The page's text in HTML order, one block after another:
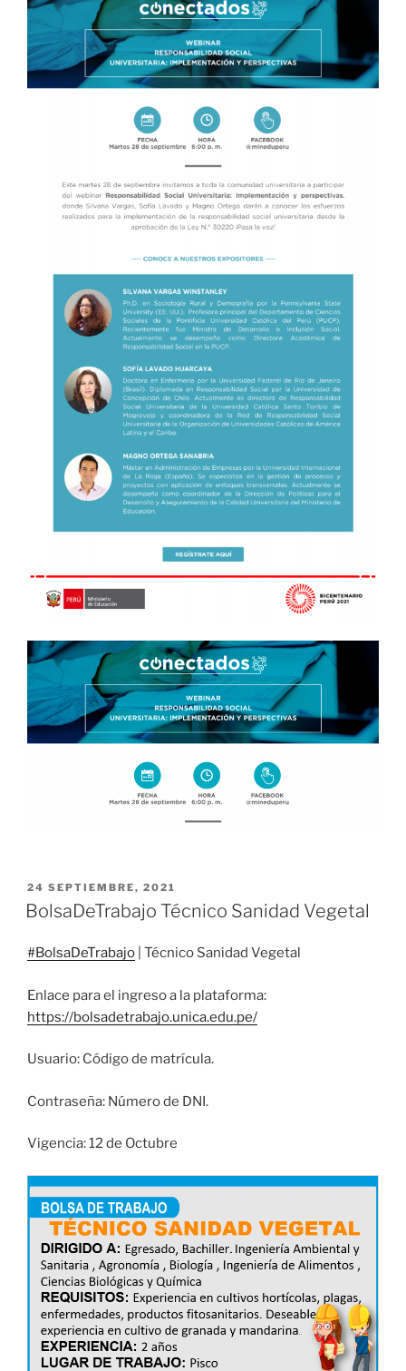
PUBLICADO
EL
24 SEPTIEMBRE, 2021
BolsaDeTrabajo Técnico Sanidad Vegetal
#BolsaDeTrabajo | Técnico Sanidad Vegetal
Enlace para el ingreso a la plataforma:
https://bolsadetrabajo.unica.edu.pe/
Usuario: Código de matrícula.
Contraseña: Número de DNI.
Vigencia: 12 de Octubre